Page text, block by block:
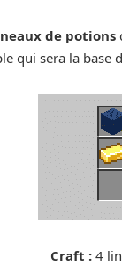
de potions
qui sera la
Craft :4